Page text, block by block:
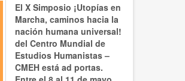
El X Simposio ¡Utopías en
Marcha, caminos hacia la
nación humana universal!
del Centro Mundial de
Estudios Humanistas –
CMEH está ad portas.